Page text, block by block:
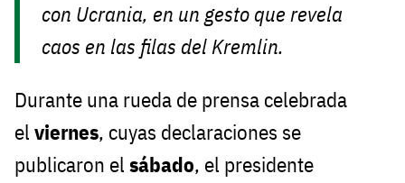
con Ucrania, en un gesto que revela
caos en las filas del Kremlin.
Durante una rueda de prensa celebrada
el viernes, cuyas declaraciones se
publicaron el sábado, el presidente